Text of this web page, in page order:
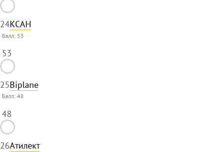
24КСАН
Балл: 53
53
25Biplane
Балл:48
48
26Атилект